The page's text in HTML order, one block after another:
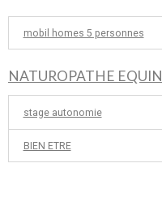
mobil homes 5 personnes
NATUROPATHE EQUIN
stage autonomie
BIEN ETRE